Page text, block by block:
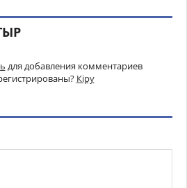
для добавления комментариев
Кіру